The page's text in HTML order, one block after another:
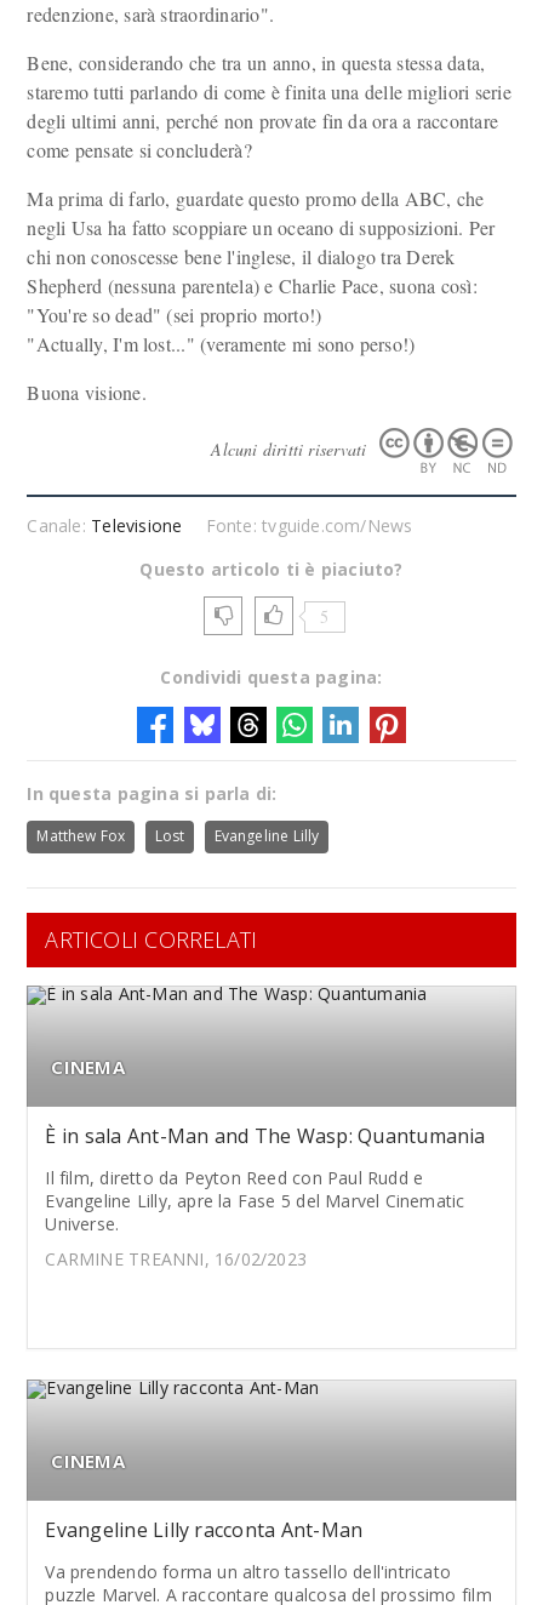
redenzione, sarà straordinario".
Bene, considerando che tra un anno, in questa stessa data,
staremo tutti parlando di come è finita una delle migliori serie
degli ultimi anni, perché non provate fin da ora a raccontare
come pensate si concluderà?
Ma prima di farlo, guardate questo promo della ABC, che
negli Usa ha fatto scoppiare un oceano di supposizioni. Per
chi non conoscesse bene l'inglese, il dialogo tra Derek
Shepherd (nessuna parentela) e Charlie Pace, suona così:
"You're so dead" (sei proprio morto!)
"Actually, I'm lost..." (veramente mi sono perso!)
Buona visione.
Alcuni diritti riservati
Canale: Televisione
Fonte: tvguide.com/News
Questo articolo ti è piaciuto?
5
Condividi questa pagina:
In questa pagina si parla di:
Matthew Fox Lost Evangeline Lilly
ARTICOLI CORRELATI
CINEMA
È in sala Ant-Man and The Wasp: Quantumania
Il film, diretto da Peyton Reed con Paul Rudd e
Evangeline Lilly, apre la Fase 5 del Marvel Cinematic
Universe.
CARMINE TREANNI, 16/02/2023
CINEMA
Evangeline Lilly racconta Ant-Man
Va prendendo forma un altro tassello dell'intricato
puzzle Marvel. A raccontare qualcosa del prossimo film